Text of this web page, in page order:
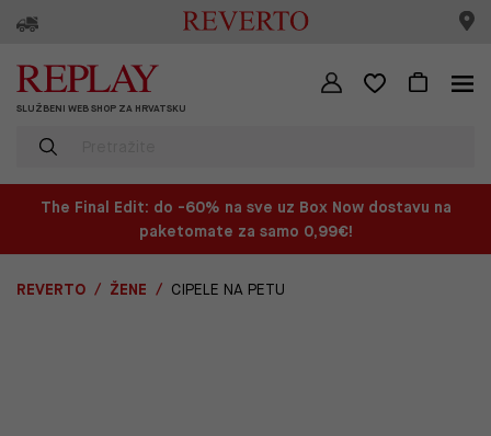
SLUŽBENI WEB SHOP ZA HRVATSKU
The Final Edit: do -60% na sve uz Box Now dostavu na
paketomate za samo 0,99€!
REVERTO ŽENE CIPELE NA PETU